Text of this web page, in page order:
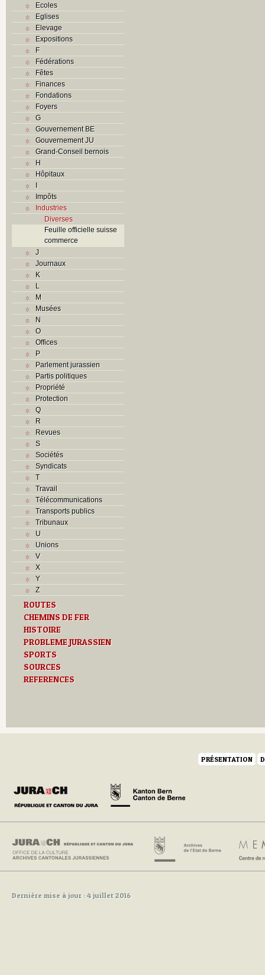
Ecoles
Eglises
Elevage
Expositions
F
Fédérations
Fêtes
Finances
Fondations
Foyers
G
Gouvernement BE
Gouvernement JU
Grand-Conseil bernois
H
Hôpitaux
I
Impôts
Industries
Diverses
Feuille officielle suisse
commerce
J
Journaux
K
L
M
Musées
N
O
Offices
P
Parlement jurassien
Partis politiques
Propriété
Protection
Q
R
Revues
S
Sociétés
Syndicats
T
Travail
Télécommunications
Transports publics
Tribunaux
U
Unions
V
X
Y
Z
ROUTES
CHEMINS DE FER
HISTOIRE
PROBLEME JURASSIEN
SPORTS
SOURCES
REFERENCES
PRÉSENTATION
Dernière mise à jour : 4 juillet 2016